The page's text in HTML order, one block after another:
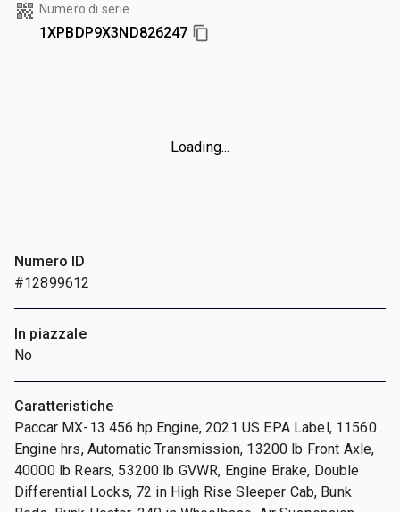
Numero di serie
1XPBDP9X3ND826247
Loading...
Numero ID
#12899612
In piazzale
No
Caratteristiche
Paccar MX-13 456 hp Engine, 2021 US EPA Label, 11560
Engine hrs, Automatic Transmission, 13200 lb Front Axle,
40000 lb Rears, 53200 lb GVWR, Engine Brake, Double
Differential Locks, 72 in High Rise Sleeper Cab, Bunk